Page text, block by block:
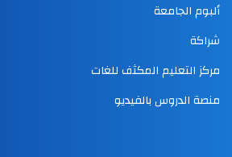
ألبوم الجامعة
شراكة
مركز التعليم المكثف للغات
منصة الدروس بالفيديو